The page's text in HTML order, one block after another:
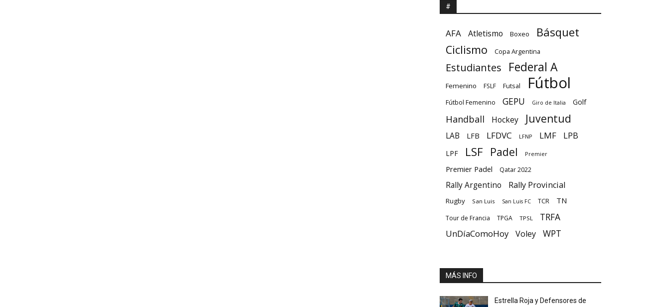
#
AFA Atletismo Boxeo Básquet
Ciclismo Copa Argentina
Estudiantes Federal A
Femenino FSLF Futsal Fútbol
Fútbol Femenino GEPU Giro de Italia Golf
Handball Hockey Juventud
LAB LFB LFDVC LFNP LMF LPB
LPF LSF Padel Premier
Premier Padel Qatar 2022
Rally Argentino Rally Provincial
Rugby San Luis San Luis FC TCR TN
Tour de Francia TPGA TPSL TRFA
UnDíaComoHoy Voley WPT
MÁS INFO
Estrella Roja y Defensores de